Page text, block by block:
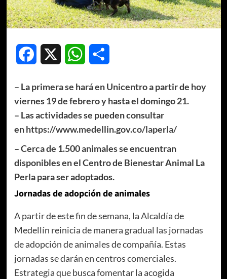
Facebook WhatsApp
– La primera se hará en Unicentro a partir de hoy
viernes 19 de febrero y hasta el domingo 21.
– Las actividades se pueden consultar
enhttps://www.medellin.gov.co/laperla/
– Cerca de 1.500 animales se encuentran
disponibles en el Centro de Bienestar Animal La
Perla para ser adoptados.
Jornadas de adopción de animales
A partir de este fin de semana, la Alcaldía de
Medellín reinicia de manera gradual las jornadas
de adopción de animales de compañía. Estas
jornadas se darán en centros comerciales.
Estrategia que busca fomentar la acogida